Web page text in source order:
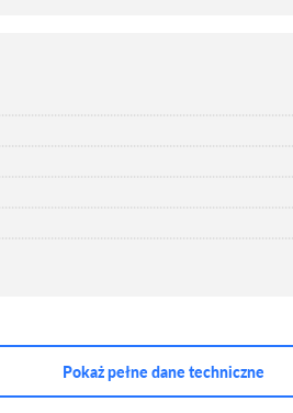
Pokaż pełne dane techniczne